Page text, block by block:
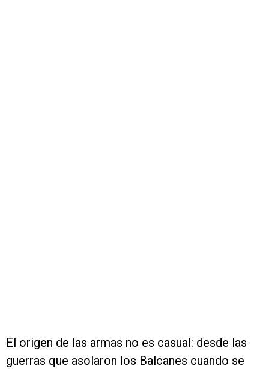
El origen de las armas no es casual: desde las
guerras que asolaron los Balcanes cuando se